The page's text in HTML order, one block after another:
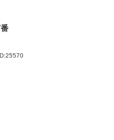
番